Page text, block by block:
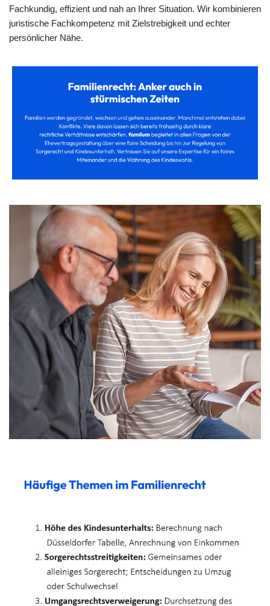
Fachkundig, effizient und nah an Ihrer Situation. Wir kombinieren
juristische Fachkompetenz mit Zielstrebigkeit und echter
persönlicher Nähe.